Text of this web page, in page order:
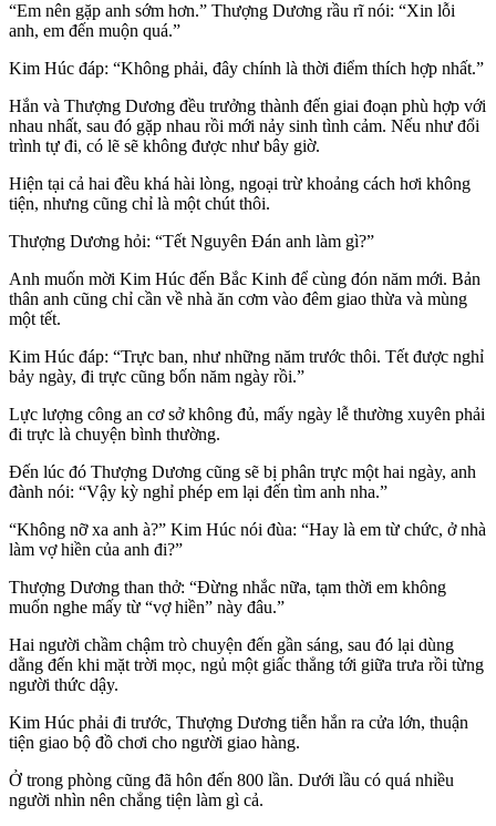
“Em nên gặp anh sớm hơn.” Thượng Dương rầu rĩ nói: “Xin lỗi
anh, em đến muộn quá.”
Kim Húc đáp: “Không phải, đây chính là thời điểm thích hợp nhất.”
Hắn và Thượng Dương đều trưởng thành đến giai đoạn phù hợp với
nhau nhất, sau đó gặp nhau rồi mới nảy sinh tình cảm. Nếu như đổi
trình tự đi, có lẽ sẽ không được như bây giờ.
Hiện tại cả hai đều khá hài lòng, ngoại trừ khoảng cách hơi không
tiện, nhưng cũng chỉ là một chút thôi.
Thượng Dương hỏi: “Tết Nguyên Đán anh làm gì?”
Anh muốn mời Kim Húc đến Bắc Kinh để cùng đón năm mới. Bản
thân anh cũng chỉ cần về nhà ăn cơm vào đêm giao thừa và mùng
một tết.
Kim Húc đáp: “Trực ban, như những năm trước thôi. Tết được nghỉ
bảy ngày, đi trực cũng bốn năm ngày rồi.”
Lực lượng công an cơ sở không đủ, mấy ngày lễ thường xuyên phải
đi trực là chuyện bình thường.
Đến lúc đó Thượng Dương cũng sẽ bị phân trực một hai ngày, anh
đành nói: “Vậy kỳ nghỉ phép em lại đến tìm anh nha.”
“Không nỡ xa anh à?” Kim Húc nói đùa: “Hay là em từ chức, ở nhà
làm vợ hiền của anh đi?”
Thượng Dương than thở: “Đừng nhắc nữa, tạm thời em không
muốn nghe mấy từ “vợ hiền” này đâu.”
Hai người chầm chậm trò chuyện đến gần sáng, sau đó lại dùng
dằng đến khi mặt trời mọc, ngủ một giấc thẳng tới giữa trưa rồi từng
người thức dậy.
Kim Húc phải đi trước, Thượng Dương tiễn hắn ra cửa lớn, thuận
tiện giao bộ đồ chơi cho người giao hàng.
Ở trong phòng cũng đã hôn đến 800 lần. Dưới lầu có quá nhiều
người nhìn nên chẳng tiện làm gì cả.